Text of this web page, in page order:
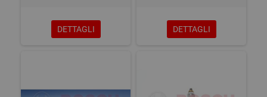
DETTAGLI DETTAGLI